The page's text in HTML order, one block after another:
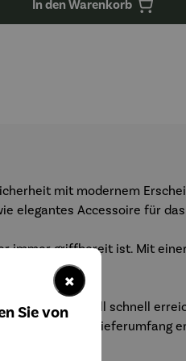
In den Warenkorb
mit modernem
elegantes Accessoire für
immer griffbereit ist. Mit
ihn im Notfall schnell
sind im Lieferumfang
×
Sie von